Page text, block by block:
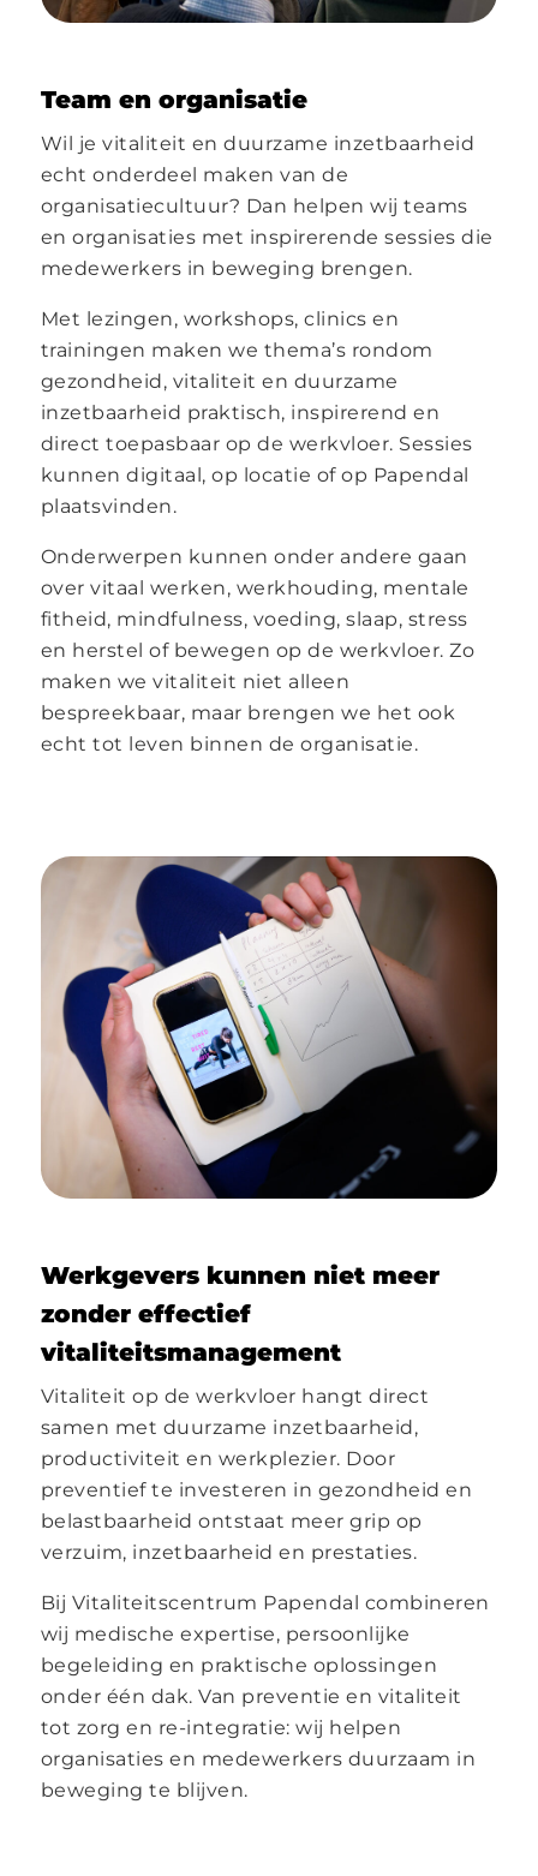
Team en organisatie
Wil je vitaliteit en duurzame inzetbaarheid
echt onderdeel maken van de
organisatiecultuur? Dan helpen wij teams
en organisaties met inspirerende sessies die
medewerkers in beweging brengen.
Met lezingen, workshops, clinics en
trainingen maken we thema’s rondom
gezondheid, vitaliteit en duurzame
inzetbaarheid praktisch, inspirerend en
direct toepasbaar op de werkvloer. Sessies
kunnen digitaal, op locatie of op Papendal
plaatsvinden.
Onderwerpen kunnen onder andere gaan
over vitaal werken, werkhouding, mentale
fitheid, mindfulness, voeding, slaap, stress
en herstel of bewegen op de werkvloer. Zo
maken we vitaliteit niet alleen
bespreekbaar, maar brengen we het ook
echt tot leven binnen de organisatie.
Werkgevers kunnen niet meer
zonder effectief
vitaliteitsmanagement
Vitaliteit op de werkvloer hangt direct
samen met duurzame inzetbaarheid,
productiviteit en werkplezier. Door
preventief te investeren in gezondheid en
belastbaarheid ontstaat meer grip op
verzuim, inzetbaarheid en prestaties.
Bij Vitaliteitscentrum Papendal combineren
wij medische expertise, persoonlijke
begeleiding en praktische oplossingen
onder één dak. Van preventie en vitaliteit
tot zorg en re-integratie: wij helpen
organisaties en medewerkers duurzaam in
beweging te blijven.